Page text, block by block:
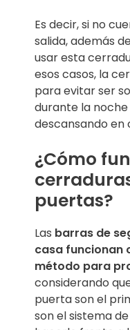
Es decir, si no
salida, además
usar esta
esos casos, la
para evitar ser
durante la
descansando en
¿Cómo
puertas?
Las barras de
casa funcionan
método para
considerando
puerta son el
son el sistema